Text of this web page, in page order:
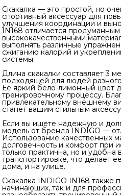
Скакалка — это простой, но
спортивный аксессуар для
улучшения координации и
IN168 отличается
высококачественными
выполнять различные
сжиганию калорий и
системы.
Длина скакалки составляет 3
подходящей для людей
Ее яркий бело-лимонный цвет
тренировочному процессу.
привлекательному внешнему
станет вашим стильным
Если вы ищете надежную и
модель от бренда INDIGO —
Использование качественных
долговечность и комфорт при
только практична, но и удобна
транспортировке, что делает
дома, и на улице.
Скакалка INDIGO IN168 также
начинающих, так и для